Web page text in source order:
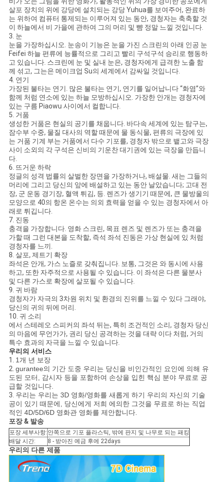
맵
PRIVACY
POLICY
살포 장치의 위에 강당에 설치되는 강당 Yuhua를 보여주어, 완료하
는 위하여 컴퓨터 통제되는 이루어져 있는 동안, 경청자는 축축할 것
이 하늘에서 비 가을에 관하여 그의 머리 및 뺨 정말 느낄 것입니다.
3. 눈
눈을 가장하십시오. 눈송이 기능은 눈을 가진 스크린의 아래 인공 눈
Feifei 하늘 편류에 능률적으로 그리고 빨리 구석구석 승리로 행동하
고 있습니다. 스크린에 눈 및 실내 눈은, 경청자에게 급격한 노출 함
께 섞고, 그는은 메이크업 Su의 세계에서 감싸일 것입니다.
4. 연기
가장된 불타는 연기. 많은 불타는 연기, 연기를 일어납니다 “화염”와
함께 처럼 연소에 있는 하늘 모방하십시오. 가장한 안개는 경청자에
있는 구름 Piaowu 사이에서 컬합니다.
5. 거품
생성한 거품은 현실의 공기를 채웁니다. 바다속 세계에 있는 탐구는,
잠수부 수중, 물질 대사의 역할 때문에 물 동식물, 편류의 극장에 있
는 거품 기계 부는 거품에서 다수 기포를, 경청자 밖으로 뱉고와 극장
사이 소외의 각 구석은 신비의 기운찬 대기권에 있는 극장을 만듭니
다.
6. 뜨거운 하락
정글의 성격 법률의 살벌한 장면을 가장하거나, 배설물. 새는 그들의
머리에 그리고 당신의 앞에 배설하고 있는 동안 날았습니다; 고대 전
장, 군 운동 경기장, 혈액 튀김, 등. 렌즈가 생기기 때문에, 큰 물방울의
모양으로 40의 항온 온수는 의외 효력을 얻을 수 있는 경청자에서 아
래로 튀깁니다.
7. 진동
충격을 가장합니다. 영화 스크린, 목표 렌즈 및 렌즈가 또는 충격을
가할 때 그런 대본을 도착할, 즉석 좌석 진동은 가상 현실에 있 처럼
경청자를 느끼.
8. 살포, 제트기 확장
좌석은 안개, 가스 노즐로 갖춰집니다. 보통, 그것은 와 동시에 사용
하고, 또한 자주적으로 사용될 수 있습니다. 이 좌석은 다른 물분사
및 다른 가스로 확장에 살포될 수 있습니다.
9. 귀 바람
경청자가 자극의 3차원 위치 및 환경의 진위를 느낄 수 있다 그래야,
당신의 귀의 뒤에 머리.
10. 귀 소리
에서 스테레오 스피커의 좌석 뒤는, 특히 조건적인 소리, 경청자 당신
의 마음에 무언가가, 권리 당신 공격하는 것을 대략 이다 처럼, 거의
특수 효과의 자극을 느낄 수 있습니다.
우리의 서비스
1. 1개 년 보장
2. gurantee의 기간 도중 우리는 당신을 비인간적인 요인에 의해 유
도된 모터, 감시자 등을 포함하여 손상을 입힌 핵심 분야 무료로 공
급할 것입니다.
3. 우리는 우리는 3D 영화/영화를 새롭게 하기 우리의 자신의 기술
공이 있기 때문에, 당신에게 저희 에의한 그것을 무료로 하는 직업
적인 4D/5D/6D 영화관 영화를 제안합니다.
포장 & 발송
포장 세부사항: 안쪽으로 기포 플라스틱, 밖에 판지 및 나무로 되는 패킹
배달 시간:
8 - 받아진 예금 후에 22days
우리의 다른 제품